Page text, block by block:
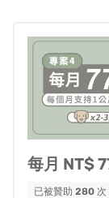
https://
(參考全國動物
每月 NT$
已被贊助 280 次